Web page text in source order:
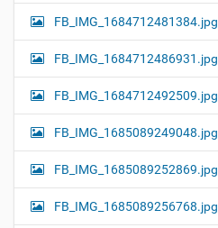
FB_IMG_1684712481384.jpg
FB_IMG_1684712486931.jpg
FB_IMG_1684712492509.jpg
FB_IMG_1685089249048.jpg
FB_IMG_1685089252869.jpg
FB_IMG_1685089256768.jpg